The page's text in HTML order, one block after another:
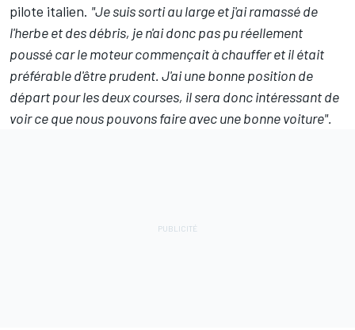
pilote italien. "Je suis sorti au large et j'ai ramassé de
l'herbe et des débris, je n'ai donc pas pu réellement
poussé car le moteur commençait à chauffer et il était
préférable d'être prudent. J'ai une bonne position de
départ pour les deux courses, il sera donc intéressant de
voir ce que nous pouvons faire avec une bonne voiture".